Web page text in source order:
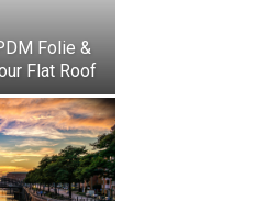
Folie &
Flat Roof